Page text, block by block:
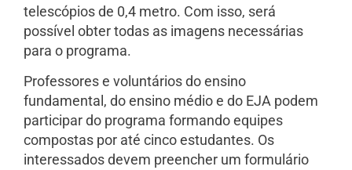
telescópios de 0,4 metro. Com isso, será
possível obter todas as imagens necessárias
para o programa.
Professores e voluntários do ensino
fundamental, do ensino médio e do EJA podem
participar do programa formando equipes
compostas por até cinco estudantes. Os
interessados devem preencher um formulário